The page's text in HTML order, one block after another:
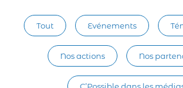
Tout Evénements
Nos actions Nos
C’Possible dans les